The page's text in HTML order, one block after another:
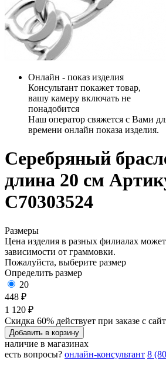
Онлайн - показ изделия
Консультант покажет товар,
вашу камеру включать не
понадобится
Наш оператор свяжется с Вами
времени онлайн показа изделия.
Серебряный
длина 20 см
С70303524
Размеры
Цена изделия в разных филиалах может
зависимости от граммовки.
Пожалуйста, выберите размер
Определить размер
20
448 ₽
1 120 ₽
Скидка 60% действует при заказе с
Добавить в корзину
наличие в магазинах
есть вопросы? онлайн-консультант 8